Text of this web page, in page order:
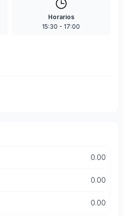
Horarios
15:30 - 17:00
0.00
0.00
0.00